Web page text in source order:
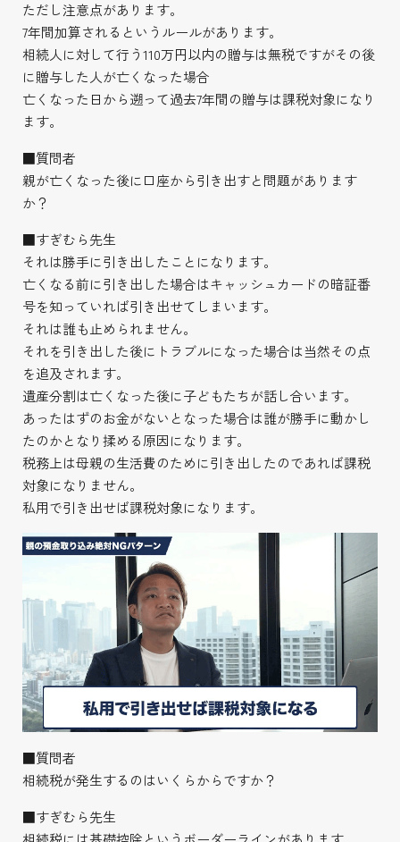
ただし注意点があります。
7年間加算されるというルールがあります。
相続人に対して行う110万円以内の贈与は無税ですがその後
に贈与した人が亡くなった場合
亡くなった日から遡って過去7年間の贈与は課税対象になり
ます。
■質問者
親が亡くなった後に口座から引き出すと問題があります
か？
■すぎむら先生
それは勝手に引き出したことになります。
亡くなる前に引き出した場合はキャッシュカードの暗証番
号を知っていれば引き出せてしまいます。
それは誰も止められません。
それを引き出した後にトラブルになった場合は当然その点
を追及されます。
遺産分割は亡くなった後に子どもたちが話し合います。
あったはずのお金がないとなった場合は誰が勝手に動かし
たのかとなり揉める原因になります。
税務上は母親の生活費のために引き出したのであれば課税
対象になりません。
私用で引き出せば課税対象になります。
■質問者
相続税が発生するのはいくらからですか？
■すぎむら先生